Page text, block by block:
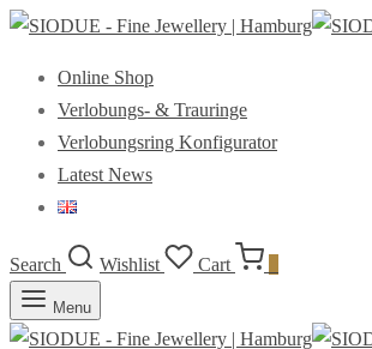
Online Shop
Verlobungs- & Trauringe
Verlobungsring Konfigurator
Latest News
Search Wishlist Cart
Menu